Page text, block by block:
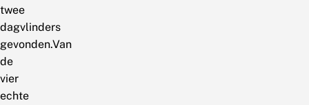
twee
dagvlinders
gevonden.Van
de
vier
echte